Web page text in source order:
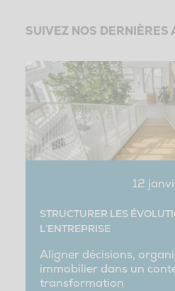
SUIVEZ NOS DERNIÈRES
12
STRUCTURER LES
L’ENTREPRISE
Aligner décisions,
immobilier dans un
transformation